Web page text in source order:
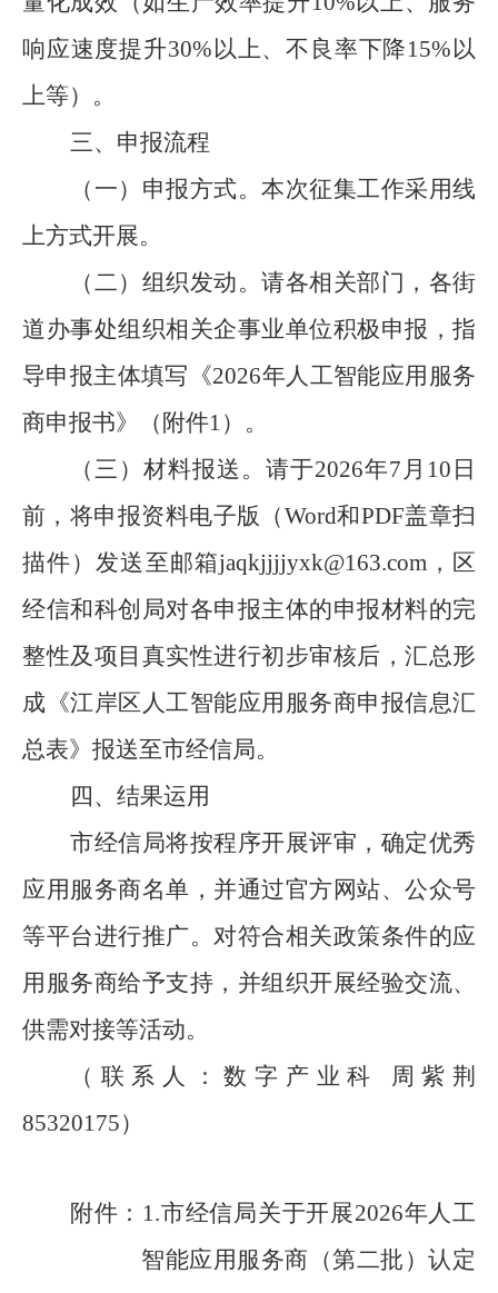
响应速度提升30% 以上、不良率下降15% 以
上等）。
三、 申报流程
（一）申报方式。本次征集工作采用线
上方式开展。
（二）组织发动。请各相关部门，各街
道办事处组织相关企事业单位积极申报，指
导申报主体填写《2026年人工智能应用服务
商申报书》（附件1）。
（三）材料报送。请于2026年7 月 10 日
前，将申报资料电子版（Word和PDF盖章扫
描件）发送至邮箱jaqkjjjjyxk@163.com，区
经信和科创局对各申报主体的申报材料的完
整性及项目真实性进行初步审核后，汇总形
成《江岸区人工智能应用服务商申报信息汇
总表》报送至市经信局。
四、 结果运用
市经信局将按程序开展评审，确定优秀
应用服务商名单，并通过官方网站、公众号
等平台进行推广。对符合相关政策条件的应
用服务商给予支持，并组织开展经验交流、
供需对接等活动。
（联系人：数字产业科
周紫荆
85320175）
附件： 1.市经信局关于开展2026年人工
智能应用服务商（第二批）认定